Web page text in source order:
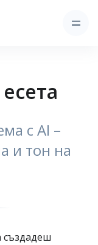
с AI –
и тон на
създадеш